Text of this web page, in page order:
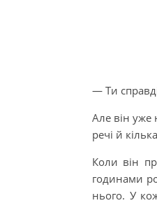
— Ти
Але він уже
речі й
Коли він
годинами
нього. У